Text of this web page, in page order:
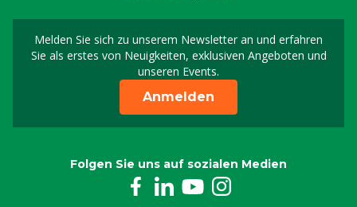
Melden Sie sich zu unserem Newsletter an und erfahren
Sie als erstes von Neuigkeiten, exklusiven Angeboten und
unseren Events.
Melden Sie sich für
Anmelden
Folgen Sie uns auf sozialen Medien